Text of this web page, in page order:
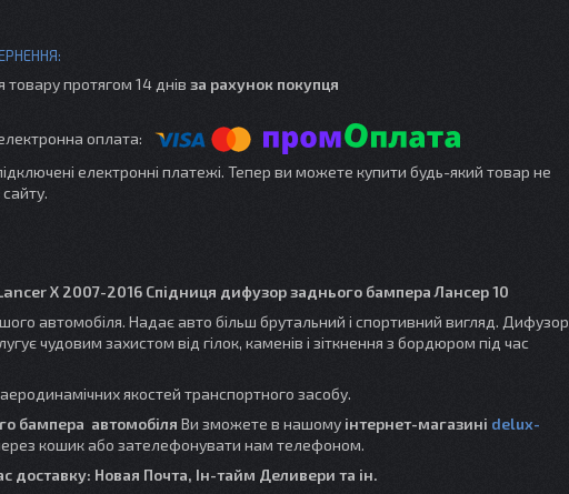
товару протягом 14 днів за рахунок покупця
електронні платежі. Тепер ви можете купити будь-який товар не
X 2007-2016 Спідниця дифузор заднього бампера Лансер 10
автомобіля. Надає авто більш брутальний і спортивний вигляд. Дифузор
чудовим захистом від гілок, каменів і зіткнення з бордюром під час
якостей транспортного засобу.
бампера автомобіля Ви зможете в нашому інтернет-магазині delux-
кошик або зателефонувати нам телефоном.
доставку: Новая Почта, Ін-тайм Деливери та ін.